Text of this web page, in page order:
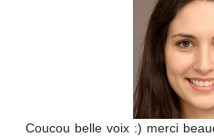
Coucou belle voix :) merci